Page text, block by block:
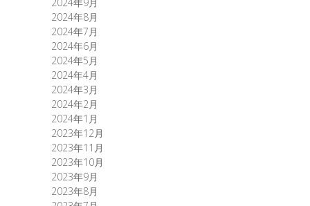
2024年8月
2024年7月
2024年6月
2024年5月
2024年4月
2024年3月
2024年2月
2024年1月
2023年12月
2023年11月
2023年10月
2023年9月
2023年8月